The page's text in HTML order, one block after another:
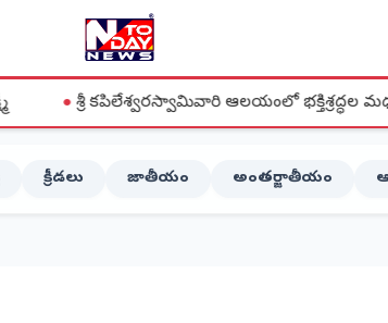
ఆలయంలో భక్తిశ్రద్ధల మధ్య వైభవంగా
క్రీడలు జాతీయం అంతర్జాతీయం